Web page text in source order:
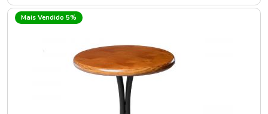
Mais Vendido 5%